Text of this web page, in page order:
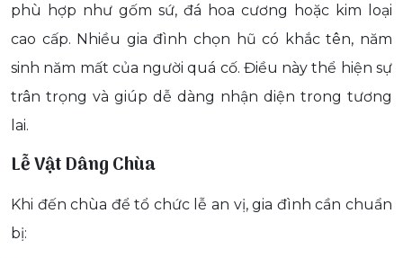
phù hợp như gốm sứ, đá hoa cương hoặc kim loại
cao cấp. Nhiều gia đình chọn hũ có khắc tên, năm
sinh năm mất của người quá cố. Điều này thể hiện sự
trân trọng và giúp dễ dàng nhận diện trong tương
lai.
Lễ Vật Dâng Chùa
Khi đến chùa để tổ chức lễ an vị, gia đình cần chuẩn
bị: